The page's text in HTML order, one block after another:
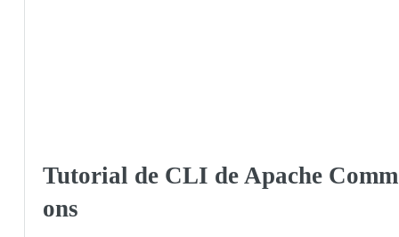
Tutorial de CLI de Apache Comm
ons